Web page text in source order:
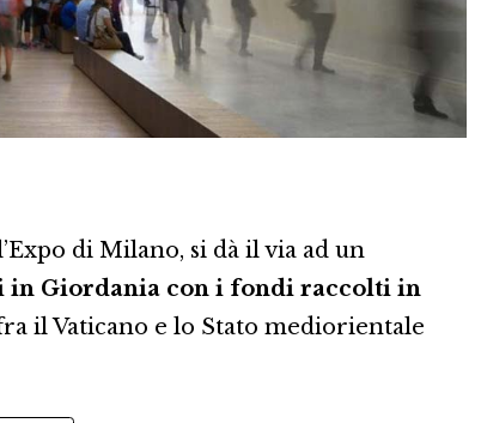
di Milano, si dà il via ad un
Giordania con i fondi raccolti in
il Vaticano e lo Stato mediorientale